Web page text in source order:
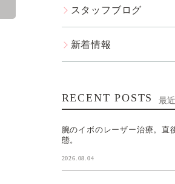
スタッフブログ
新着情報
RECENT POSTS 最
腕のイボのレーザー治療。直
態。
2026.08.04